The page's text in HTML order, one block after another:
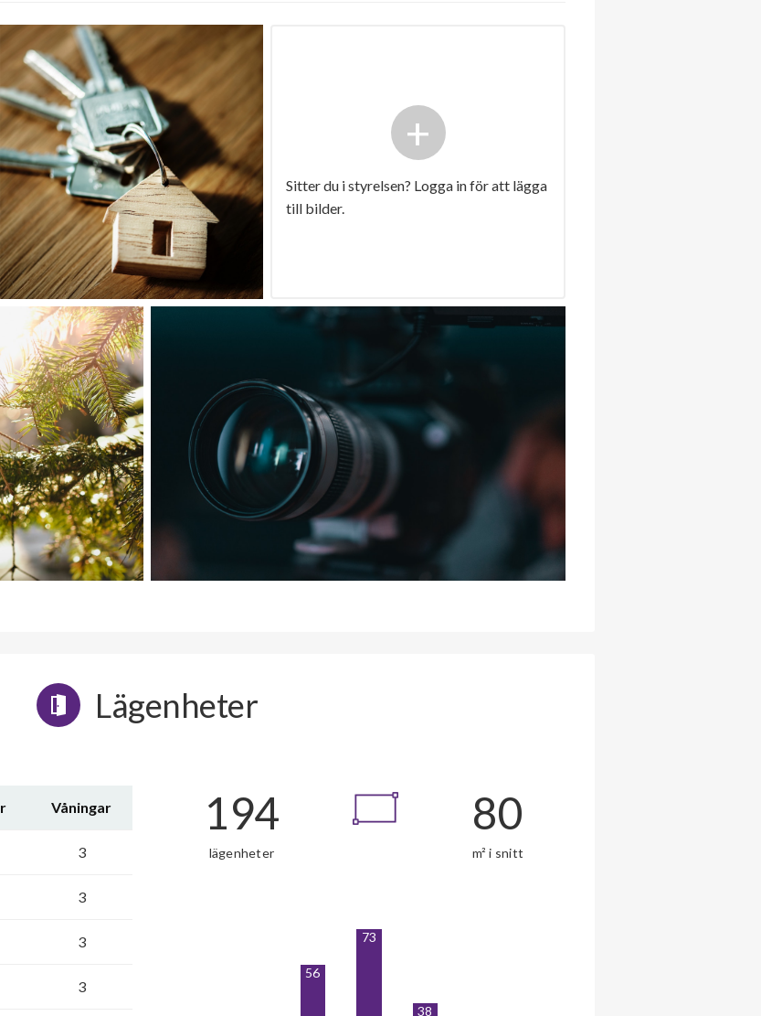
+
Sitter du i styrelsen? Logga in för att lägga
till bilder.
Lägenheter
Våningar
3
3
3
3
194
lägenheter
80
m² i snitt
56
73
38